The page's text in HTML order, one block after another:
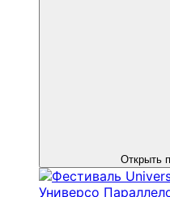
Открыть
Универсо